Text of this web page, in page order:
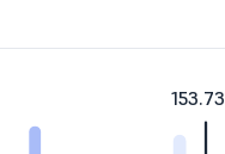
153.73